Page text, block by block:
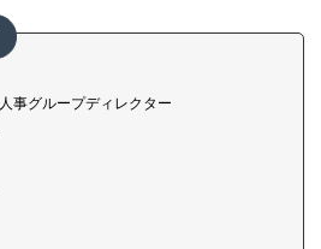
事グループディレクター